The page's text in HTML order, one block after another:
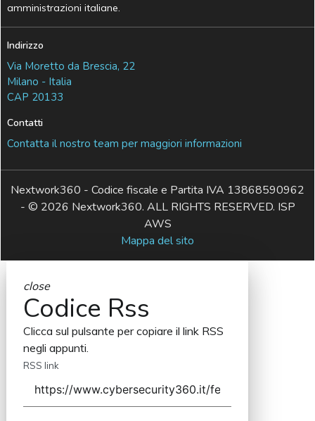
amministrazioni italiane.
Indirizzo
Via Moretto da Brescia, 22
Milano - Italia
CAP 20133
Contatti
Contatta il nostro team per maggiori informazioni
Nextwork360 - Codice fiscale e Partita IVA 13868590962
- © 2026 Nextwork360. ALL RIGHTS RESERVED. ISP
AWS
Mappa del sito
close
Codice Rss
Clicca sul pulsante per copiare il link RSS
negli appunti.
RSS link